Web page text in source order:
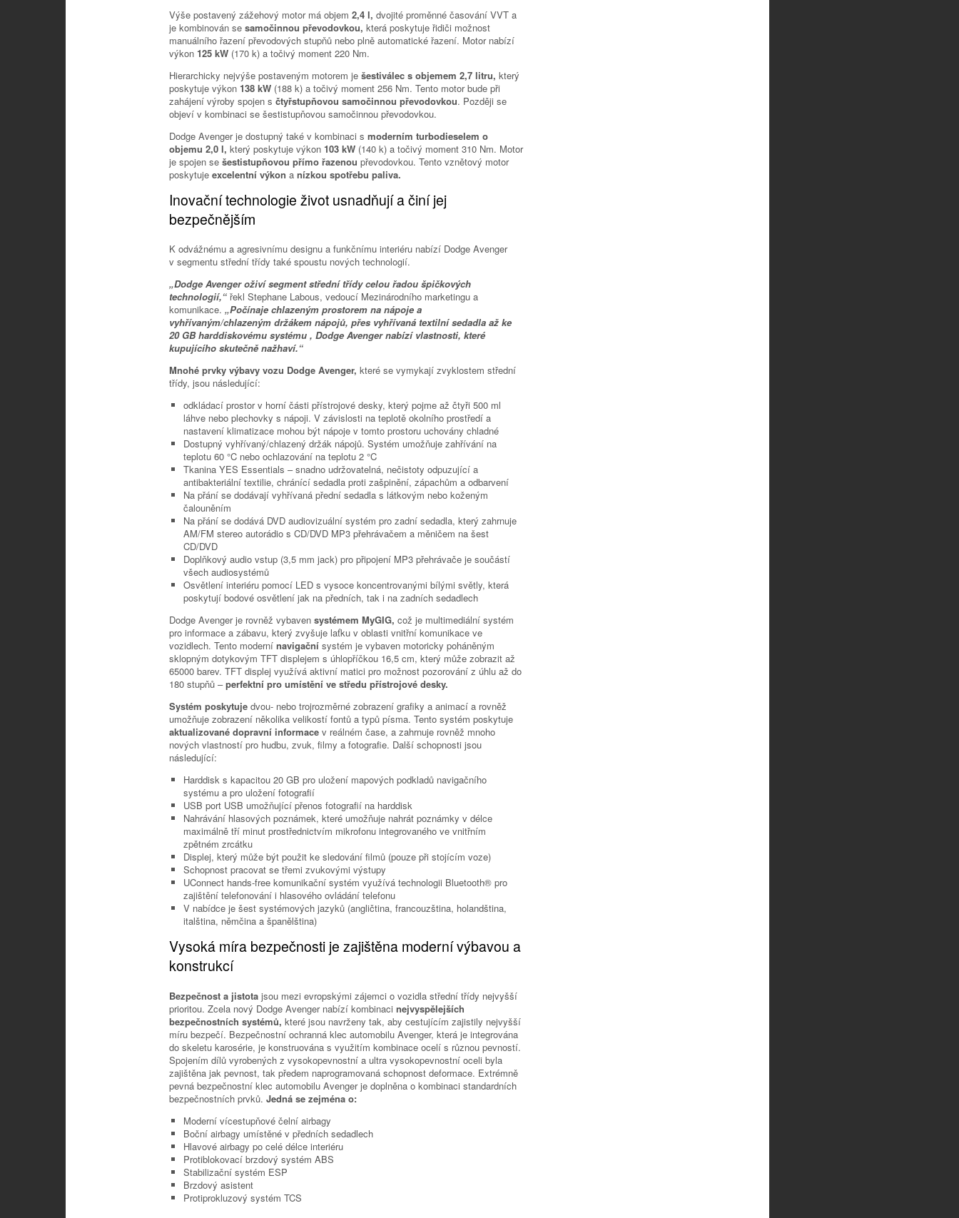
Výše postavený zážehový motor má objem 2,4 l, dvojité proměnné časování VVT a
je kombinován se samočinnou převodovkou, která poskytuje řidiči možnost
manuálního řazení převodových stupňů nebo plně automatické řazení. Motor nabízí
výkon 125 kW (170 k) a točivý moment 220 Nm.
Hierarchicky nejvýše postaveným motorem je šestiválec s objemem 2,7 litru, který
poskytuje výkon 138 kW (188 k) a točivý moment 256 Nm. Tento motor bude při
zahájení výroby spojen s čtyřstupňovou samočinnou převodovkou. Později se
objeví v kombinaci se šestistupňovou samočinnou převodovkou.
Dodge Avenger je dostupný také v kombinaci s moderním turbodieselem o
objemu 2,0 l, který poskytuje výkon 103 kW (140 k) a točivý moment 310 Nm. Motor
je spojen se šestistupňovou přímo řazenou převodovkou. Tento vznětový motor
poskytuje excelentní výkon a nízkou spotřebu paliva.
Inovační technologie život usnadňují a činí jej
bezpečnějším
K odvážnému a agresivnímu designu a funkčnímu interiéru nabízí Dodge Avenger
v segmentu střední třídy také spoustu nových technologií.
„Dodge Avenger oživí segment střední třídy celou řadou špičkových
technologií,“ řekl Stephane Labous, vedoucí Mezinárodního marketingu a
komunikace. „Počínaje chlazeným prostorem na nápoje a
vyhřívaným/chlazeným držákem nápojů, přes vyhřívaná textilní sedadla až ke
20 GB harddiskovému systému , Dodge Avenger nabízí vlastnosti, které
kupujícího skutečně nažhaví.“
Mnohé prvky výbavy vozu Dodge Avenger, které se vymykají zvyklostem střední
třídy, jsou následující:
odkládací prostor v horní části přístrojové desky, který pojme až čtyři 500 ml
láhve nebo plechovky s nápoji. V závislosti na teplotě okolního prostředí a
nastavení klimatizace mohou být nápoje v tomto prostoru uchovány chladné
Dostupný vyhřívaný/chlazený držák nápojů. Systém umožňuje zahřívání na
teplotu 60 °C nebo ochlazování na teplotu 2 °C
Tkanina YES Essentials – snadno udržovatelná, nečistoty odpuzující a
antibakteriální textilie, chránící sedadla proti zašpinění, zápachům a odbarvení
Na přání se dodávají vyhřívaná přední sedadla s látkovým nebo koženým
čalouněním
Na přání se dodává DVD audiovizuální systém pro zadní sedadla, který zahrnuje
AM/FM stereo autorádio s CD/DVD MP3 přehrávačem a měničem na šest
CD/DVD
Doplňkový audio vstup (3,5 mm jack) pro připojení MP3 přehrávače je součástí
všech audiosystémů
Osvětlení interiéru pomocí LED s vysoce koncentrovanými bílými světly, která
poskytují bodové osvětlení jak na předních, tak i na zadních sedadlech
Dodge Avenger je rovněž vybaven systémem MyGIG, což je multimediální systém
pro informace a zábavu, který zvyšuje laťku v oblasti vnitřní komunikace ve
vozidlech. Tento moderní navigační systém je vybaven motoricky poháněným
sklopným dotykovým TFT displejem s úhlopříčkou 16,5 cm, který může zobrazit až
65000 barev. TFT displej využívá aktivní matici pro možnost pozorování z úhlu až do
180 stupňů –perfektní pro umístění ve středu přístrojové desky.
Systém poskytuje dvou- nebo trojrozměrné zobrazení grafiky a animací a rovněž
umožňuje zobrazení několika velikostí fontů a typů písma. Tento systém poskytuje
aktualizované dopravní informace v reálném čase, a zahrnuje rovněž mnoho
nových vlastností pro hudbu, zvuk, filmy a fotografie. Další schopnosti jsou
následující:
Harddisk s kapacitou 20 GB pro uložení mapových podkladů navigačního
systému a pro uložení fotografií
USB port USB umožňující přenos fotografií na harddisk
Nahrávání hlasových poznámek, které umožňuje nahrát poznámky v délce
maximálně tří minut prostřednictvím mikrofonu integrovaného ve vnitřním
zpětném zrcátku
Displej, který může být použit ke sledování filmů (pouze při stojícím voze)
Schopnost pracovat se třemi zvukovými výstupy
UConnect hands-free komunikační systém využívá technologii Bluetooth® pro
zajištění telefonování i hlasového ovládání telefonu
V nabídce je šest systémových jazyků (angličtina, francouzština, holandština,
italština, němčina a španělština)
Vysoká míra bezpečnosti je zajištěna moderní výbavou a
konstrukcí
Bezpečnost a jistota jsou mezi evropskými zájemci o vozidla střední třídy nejvyšší
prioritou. Zcela nový Dodge Avenger nabízí kombinaci nejvyspělejších
bezpečnostních systémů, které jsou navrženy tak, aby cestujícím zajistily nejvyšší
míru bezpečí. Bezpečnostní ochranná klec automobilu Avenger, která je integrována
do skeletu karosérie, je konstruována s využitím kombinace ocelí s různou pevností.
Spojením dílů vyrobených z vysokopevnostní a ultra vysokopevnostní oceli byla
zajištěna jak pevnost, tak předem naprogramovaná schopnost deformace. Extrémně
pevná bezpečnostní klec automobilu Avenger je doplněna o kombinaci standardních
bezpečnostních prvků. Jedná se zejména o:
Moderní vícestupňové čelní airbagy
Boční airbagy umístěné v předních sedadlech
Hlavové airbagy po celé délce interiéru
Protiblokovací brzdový systém ABS
Stabilizační systém ESP
Brzdový asistent
Protiprokluzový systém TCS